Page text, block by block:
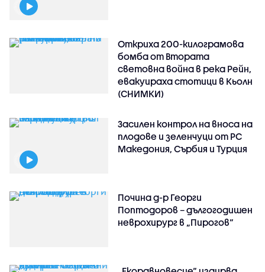
Откриха 200-килограмова
бомба от Втората
световна война в река Рейн,
евакуираха стотици в Кьолн
(СНИМКИ)
Засилен контрол на вноса на
плодове и зеленчуци от РС
Македония, Сърбия и Турция
Почина д-р Георги
Поптодоров – дългогодишен
неврохирург в „Пирогов“